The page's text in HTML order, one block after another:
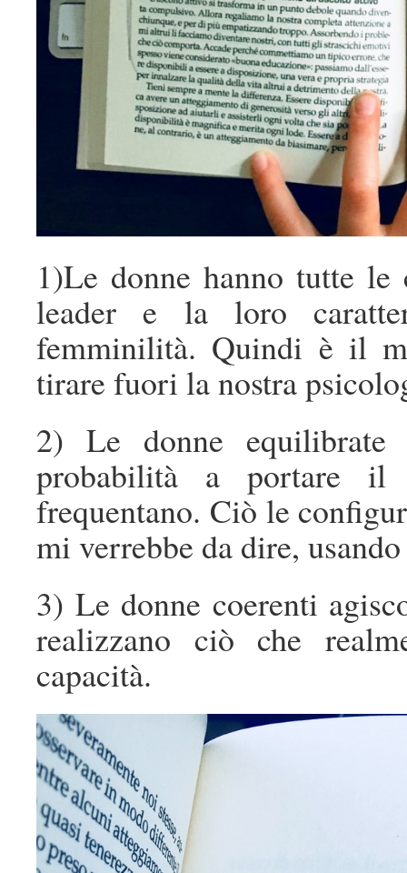
1)Le donne hanno tutte le
leader e la loro
femminilità. Quindi è il
tirare fuori la nostra
2) Le donne
probabilità a portare
frequentano. Ciò le
mi verrebbe da dire,
3) Le donne coerenti
realizzano ciò che
capacità.